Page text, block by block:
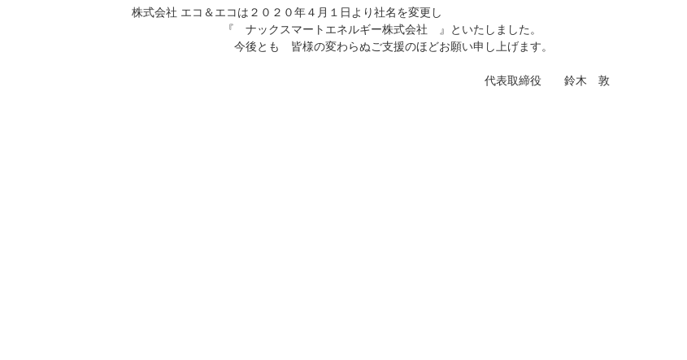
株式会社 エコ＆エコは２０２０年４月１日より社名を変更し
『 ナックスマートエネルギー株式会社 』といたしました。
今後とも 皆様の変わらぬご支援のほどお願い申し上げます。
代表取締役 鈴木 敦